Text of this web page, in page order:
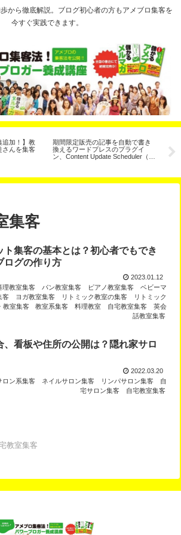
から徹底解説。ブログ初心者の方もアメブロ集客を
今すぐ実践できます。
追加！】教
さんを集客
期間限定販売の記事を自動で書き
換えるワードプレスのプラグイ
ン、Content Update Scheduler（コ
法
通
集客
ト集客の基本とは？初心者でもでき
ログの作り方
2023.01.12
理教室集客 パン教室集客 ピアノ教室集客
ベビーマ
客
ヨガ教室集客 リトミック教室の集客
リトミック
教室集客 教室系集客 料理教室 自宅教室集客
英会
話教室集客
、看板や住所の公開は？隠れ家サロ
2022.03.20
ロン系集客 ネイルサロン集客 リンパサロン集客
自
宅サロン集客
自宅教室集客
教室集客